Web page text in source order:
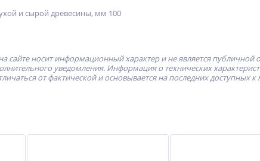
и сырой древесины, мм 100
сайте носит информационный характер и не является публичной
уведомления. Информация о технических
от фактической и основывается на последних доступных